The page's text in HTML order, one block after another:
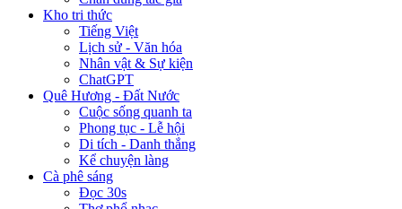
Kho tri thức
Tiếng Việt
Lịch sử - Văn hóa
Nhân vật & Sự kiện
ChatGPT
Quê Hương - Đất Nước
Cuộc sống quanh ta
Phong tục - Lễ hội
Di tích - Danh thắng
Kể chuyện làng
Cà phê sáng
Đọc 30s